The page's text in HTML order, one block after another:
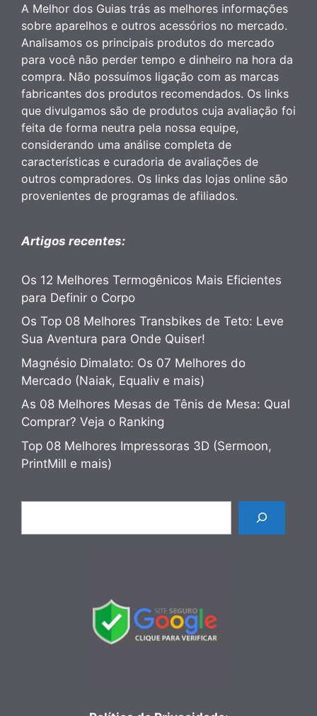
A Melhor dos Guias trás as melhores informações
sobre aparelhos e outros acessórios no mercado.
Analisamos os principais produtos do mercado
para você não perder tempo e dinheiro na hora da
compra. Não possuímos ligação com as marcas
fabricantes dos produtos recomendados. Os links
que divulgamos são de produtos cuja avaliação foi
feita de forma neutra pela nossa equipe,
considerando uma análise completa de
características e curadoria de avaliações de
outros compradores. Os links das lojas online são
provenientes de programas de afiliados.
Artigos recentes:
Os 12 Melhores Termogênicos Mais Eficientes
para Definir o Corpo
Os Top 08 Melhores Transbikes de Teto: Leve
Sua Aventura para Onde Quiser!
Magnésio Dimalato: Os 07 Melhores do
Mercado (Naiak, Equaliv e mais)
As 08 Melhores Mesas de Tênis de Mesa: Qual
Comprar? Veja o Ranking
Top 08 Melhores Impressoras 3D (Sermoon,
PrintMill e mais)